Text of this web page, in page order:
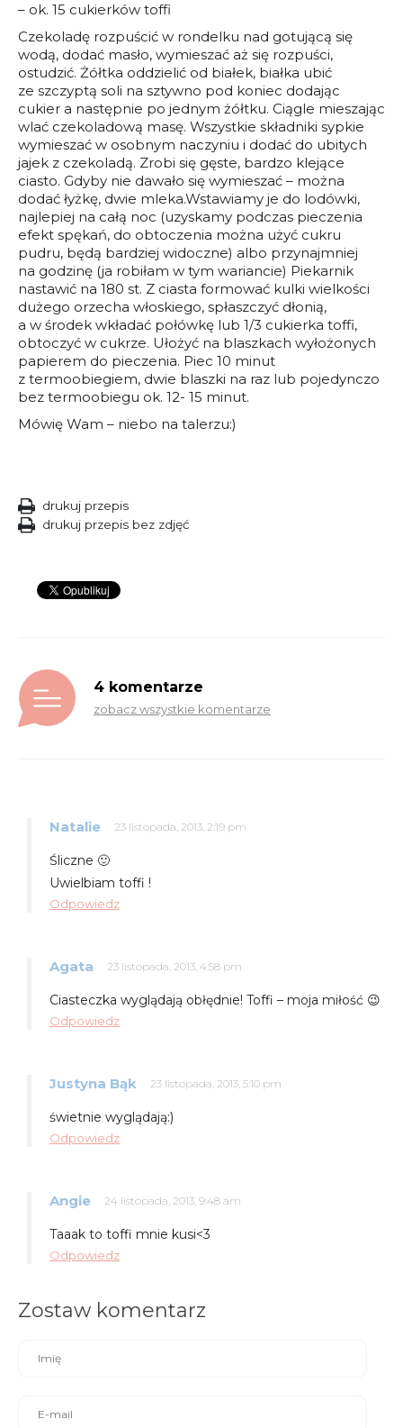
– ok. 15 cukierków toffi
Czekoladę rozpuścić w rondelku nad gotującą się
wodą, dodać masło, wymieszać aż się rozpuści,
ostudzić. Żółtka oddzielić od białek, białka ubić
ze szczyptą soli na sztywno pod koniec dodając
cukier a następnie po jednym żółtku. Ciągle mieszając
wlać czekoladową masę. Wszystkie składniki sypkie
wymieszać w osobnym naczyniu i dodać do ubitych
jajek z czekoladą. Zrobi się gęste, bardzo klejące
ciasto. Gdyby nie dawało się wymieszać – można
dodać łyżkę, dwie mleka.Wstawiamy je do lodówki,
najlepiej na całą noc (uzyskamy podczas pieczenia
efekt spękań, do obtoczenia można użyć cukru
pudru, będą bardziej widoczne) albo przynajmniej
na godzinę (ja robiłam w tym wariancie) Piekarnik
nastawić na 180 st. Z ciasta formować kulki wielkości
dużego orzecha włoskiego, spłaszczyć dłonią,
a w środek wkładać połówkę lub 1/3 cukierka toffi,
obtoczyć w cukrze. Ułożyć na blaszkach wyłożonych
papierem do pieczenia. Piec 10 minut
z termoobiegiem, dwie blaszki na raz lub pojedynczo
bez termoobiegu ok. 12- 15 minut.
Mówię Wam – niebo na talerzu:)
drukuj przepis
drukuj przepis bez zdjęć
4 komentarze
zobacz wszystkie komentarze
Natalie 23 listopada, 2013, 2:19 pm
Śliczne 🙂
Uwielbiam toffi !
Odpowiedz
Agata 23 listopada, 2013, 4:58 pm
Ciasteczka wyglądają obłędnie! Toffi – moja miłość 😉
Odpowiedz
Justyna Bąk 23 listopada, 2013, 5:10 pm
świetnie wyglądają:)
Odpowiedz
Angie 24 listopada, 2013, 9:48 am
Taaak to toffi mnie kusi<3
Odpowiedz
Zostaw komentarz